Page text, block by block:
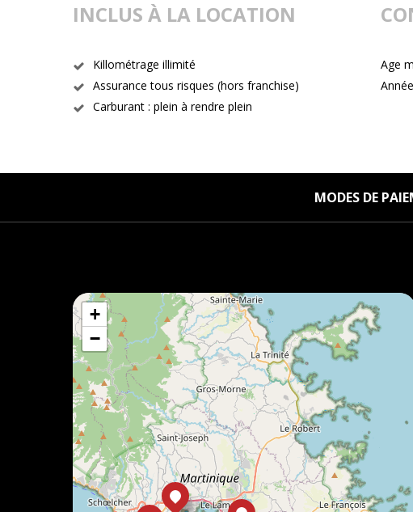
INCLUS À LA LOCATION
Killométrage illimité
Assurance tous risques (hors franchise)
Carburant : plein à rendre plein
Age
MODES DE
+
−